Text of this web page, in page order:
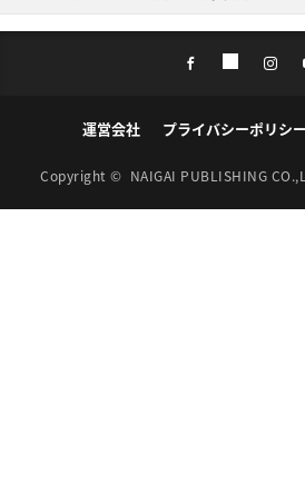
運営会社 プライバシーポリシー
Copyright © NAIGAI PUBLISHING